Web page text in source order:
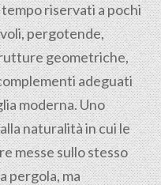
riservati a pochi
pergotende,
geometriche,
adeguati
moderna. Uno
naturalità in cui le
messe sullo stesso
pergola, ma